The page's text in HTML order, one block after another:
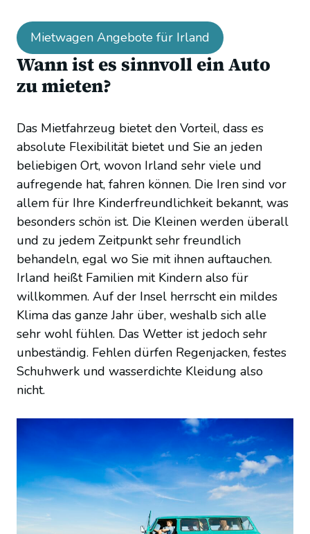
Mietwagen Angebote für Irland
Wann ist es sinnvoll ein Auto
zu mieten?
Das Mietfahrzeug bietet den Vorteil, dass es
absolute Flexibilität bietet und Sie an jeden
beliebigen Ort, wovon Irland sehr viele und
aufregende hat, fahren können. Die Iren sind vor
allem für Ihre Kinderfreundlichkeit bekannt, was
besonders schön ist. Die Kleinen werden überall
und zu jedem Zeitpunkt sehr freundlich
behandeln, egal wo Sie mit ihnen auftauchen.
Irland heißt Familien mit Kindern also für
willkommen. Auf der Insel herrscht ein mildes
Klima das ganze Jahr über, weshalb sich alle
sehr wohl fühlen. Das Wetter ist jedoch sehr
unbeständig. Fehlen dürfen Regenjacken, festes
Schuhwerk und wasserdichte Kleidung also
nicht.